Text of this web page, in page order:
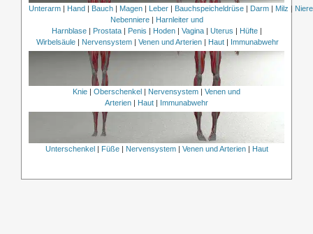
Unterarm| Hand| Bauch| Magen| Leber| Bauchspeicheldrüse| Darm| Milz |
Nebenniere| Harnleiter und
Harnblase| Prostata| Penis | Hoden| Vagina| Uterus | Hüfte|
Wirbelsäule | Nervensystem | Venen und Arterien | Haut | Immunabwehr
Knie Oberschenkel Nervensystem
Venen und
Arterien
Haut Immunabwehr
Unterschenkel Füße| Nervensystem| Venen und Arterien| Haut